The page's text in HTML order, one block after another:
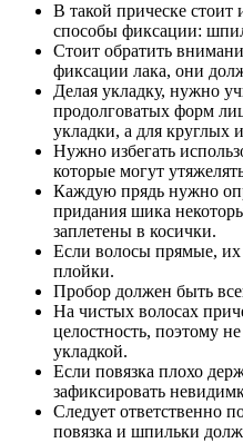
В такой прическе стоит
способы фиксации:
Стоит обратить
фиксации лака, они
Делая укладку, нужно
продолговатых форм
укладки, а для круглых
Нужно избегать
которые могут
Каждую прядь нужно
придания шика
заплетены в косички.
Если волосы прямые,
плойки.
Пробор должен быть
На чистых волосах
целостность, поэтому
укладкой.
Если повязка плохо
зафиксировать
Следует ответственно
повязка и шпильки